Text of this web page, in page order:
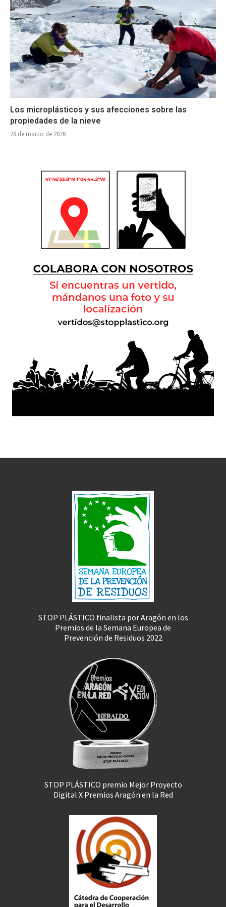
Los microplásticos y sus afecciones sobre las
propiedades de la nieve
28 de marzo de 2026
STOP PLÁSTICO finalista por Aragón en los
Premios de la Semana Europea de
Prevención de Residuos 2022
STOP PLÁSTICO premio Mejor Proyecto
Digital X Premios Aragón en la Red